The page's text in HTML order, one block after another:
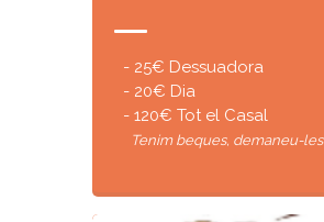
- 25€ Dessuadora
- 20€ Dia
- 120€ Tot el Casal
Tenim beques, demaneu-les